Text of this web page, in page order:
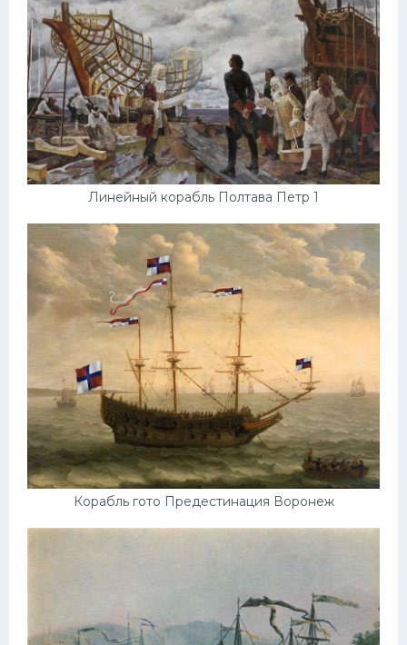
Линейный корабль Полтава Петр 1
Корабль гото Предестинация Воронеж